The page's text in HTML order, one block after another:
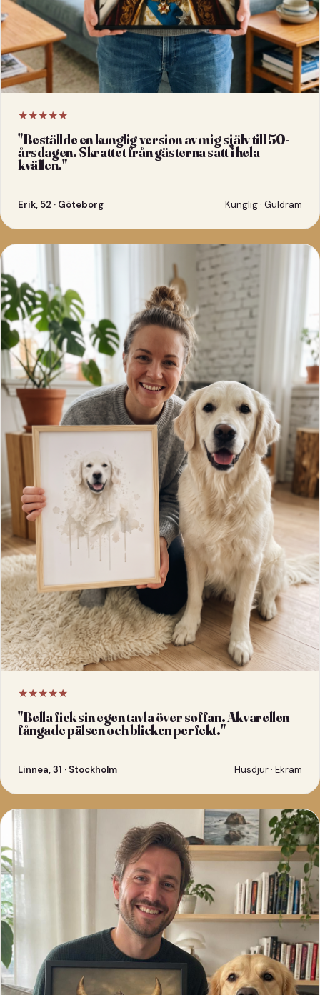
★★★★★
"Beställde en kunglig version av mig själv till 50-
årsdagen. Skrattet från gästerna satt i hela
kvällen."
Erik, 52 · Göteborg Kunglig · Guldram
★★★★★
"Bella fick sin egen tavla över soffan. Akvarellen
fångade pälsen och blicken perfekt."
Linnea, 31 · Stockholm Husdjur · Ekram